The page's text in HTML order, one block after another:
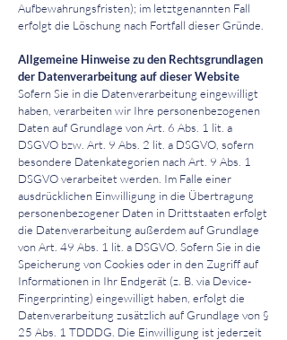
Aufbewahrungsfristen); im letztgenannten Fall
erfolgt die Löschung nach Fortfall dieser Gründe.
Allgemeine Hinweise zu den Rechtsgrundlagen
der Datenverarbeitung auf dieser Website
Sofern Sie in die Datenverarbeitung eingewilligt
haben, verarbeiten wir Ihre personenbezogenen
Daten auf Grundlage von Art. 6 Abs. 1 lit. a
DSGVO bzw. Art. 9 Abs. 2 lit. a DSGVO, sofern
besondere Datenkategorien nach Art. 9 Abs. 1
DSGVO verarbeitet werden. Im Falle einer
ausdrücklichen Einwilligung in die Übertragung
personenbezogener Daten in Drittstaaten erfolgt
die Datenverarbeitung außerdem auf Grundlage
von Art. 49 Abs. 1 lit. a DSGVO. Sofern Sie in die
Speicherung von Cookies oder in den Zugriff auf
Informationen in Ihr Endgerät (z. B. via Device-
Fingerprinting) eingewilligt haben, erfolgt die
Datenverarbeitung zusätzlich auf Grundlage von §
25 Abs. 1 TDDDG. Die Einwilligung ist jederzeit